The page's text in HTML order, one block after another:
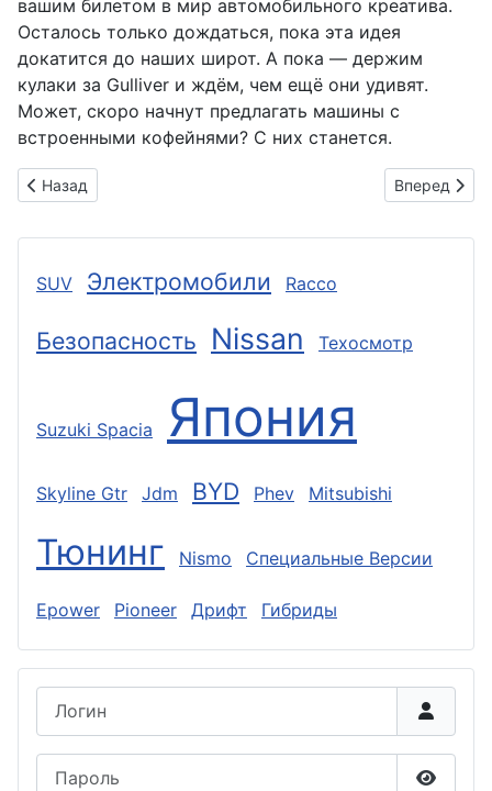
вашим билетом в мир автомобильного креатива.
Осталось только дождаться, пока эта идея
докатится до наших широт. А пока — держим
кулаки за Gulliver и ждём, чем ещё они удивят.
Может, скоро начнут предлагать машины с
встроенными кофейнями? С них станется.
Предыдущий: Синий Lexus GX550 рвётся сквозь снег:
Назад Следующий:
Вперед
SUV Электромобили Racco
Безопасность Nissan Техосмотр
Suzuki Spacia Япония
Skyline Gtr Jdm BYD Phev Mitsubishi
Тюнинг Nismo Специальные Версии
Epower Pioneer Дрифт Гибриды